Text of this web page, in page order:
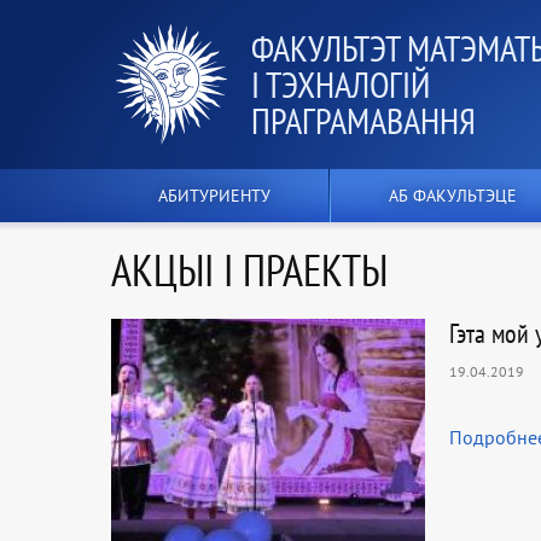
ФАКУЛЬТЭТ
І ТЭХНАЛОГІЙ
ПРАГРАМАВАННЯ
АБИТУРИЕНТУ АБ ФАКУЛЬТЭЦЕ
АКЦЫІ І ПРАЕКТЫ
Гэта мой
19.04.2019